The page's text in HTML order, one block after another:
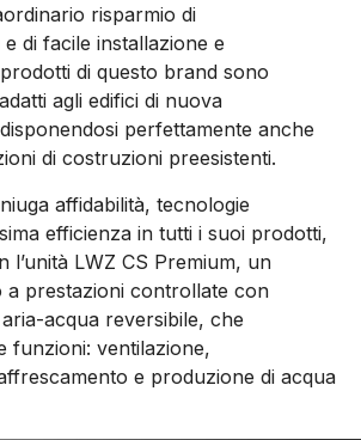
risparmio di
di facile installazione e
di questo brand sono
agli edifici di nuova
perfettamente anche
di costruzioni preesistenti.
affidabilità, tecnologie
efficienza in tutti i suoi prodotti,
l’unità LWZ CS Premium, un
a prestazioni controllate con
acqua reversibile, che
funzioni: ventilazione,
e produzione di acqua